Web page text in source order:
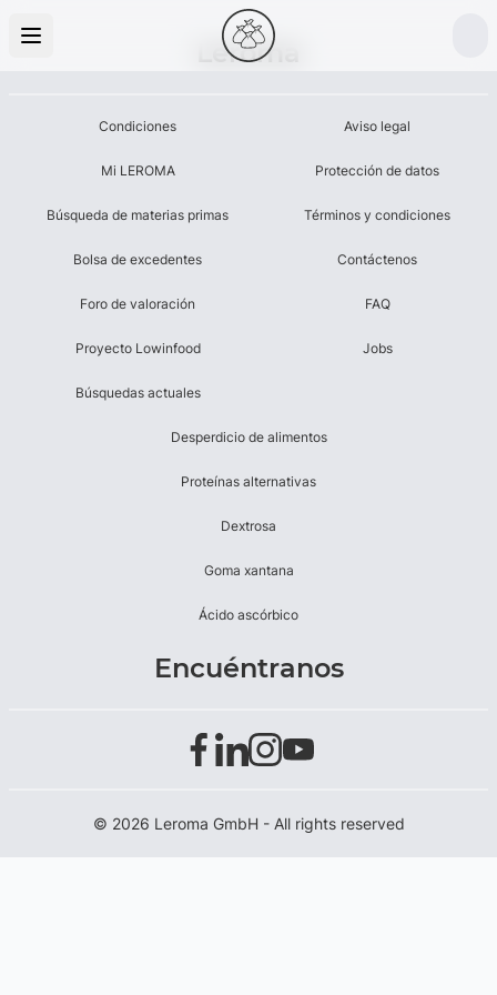
Leroma
Condiciones
Mi LEROMA
Búsqueda de materias primas
Bolsa de excedentes
Foro de valoración
Proyecto Lowinfood
Búsquedas actuales
Aviso legal
Protección de datos
Términos y condiciones
Contáctenos
FAQ
Jobs
Desperdicio de alimentos
Proteínas alternativas
Dextrosa
Goma xantana
Ácido ascórbico
Encuéntranos
© 2026 Leroma GmbH - All rights reserved